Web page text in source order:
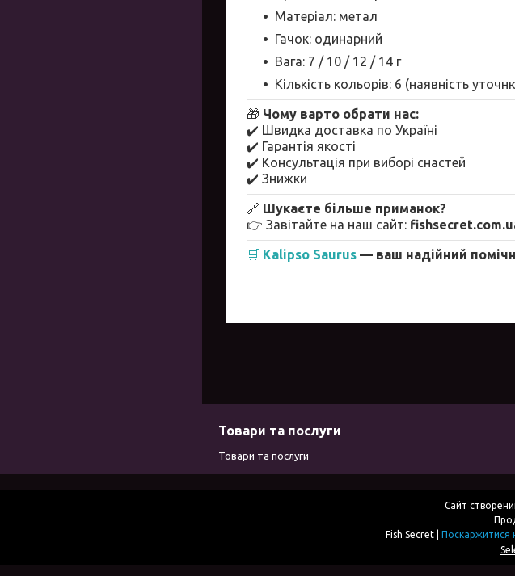
Матеріал: метал
Гачок: одинарний
Вага: 7 / 10 / 12 / 14 г
Кількість кольорів: 6 (наявність
🎁 Чому варто обрати нас:
✔️ Швидка доставка по Україні
✔️ Гарантія якості
✔️ Консультація при виборі снастей
✔️ Знижки
🔗 Шукаєте більше приманок?
👉 Завітайте на наш сайт:
🛒 Kalipso Saurus — ваш надійний
Товари та послуги
Товари та послуги
Сайт
Поскаржитися